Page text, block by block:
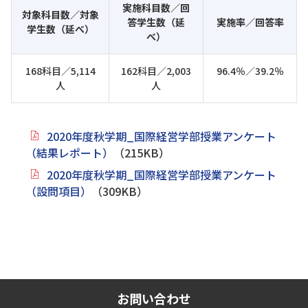
対象科目数／対象
学生数（延べ）
実施科目数／回
答学生数（延
べ）
実施率／回答率
168科目／5,114
人
162科目／2,003
人
96.4％／39.2％
2020年度秋学期_国際経営学部授業アンケート
（結果レポート）
（215KB）
2020年度秋学期_国際経営学部授業アンケート
（設問項目）
（309KB）
お問い合わせ